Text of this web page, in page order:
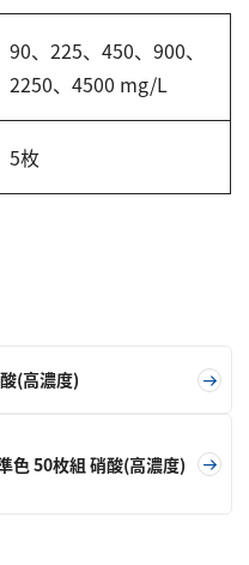
90、225、450、900、
2250、4500 mg/L
5枚
(高濃度)
色 50枚組 硝酸(高濃度)